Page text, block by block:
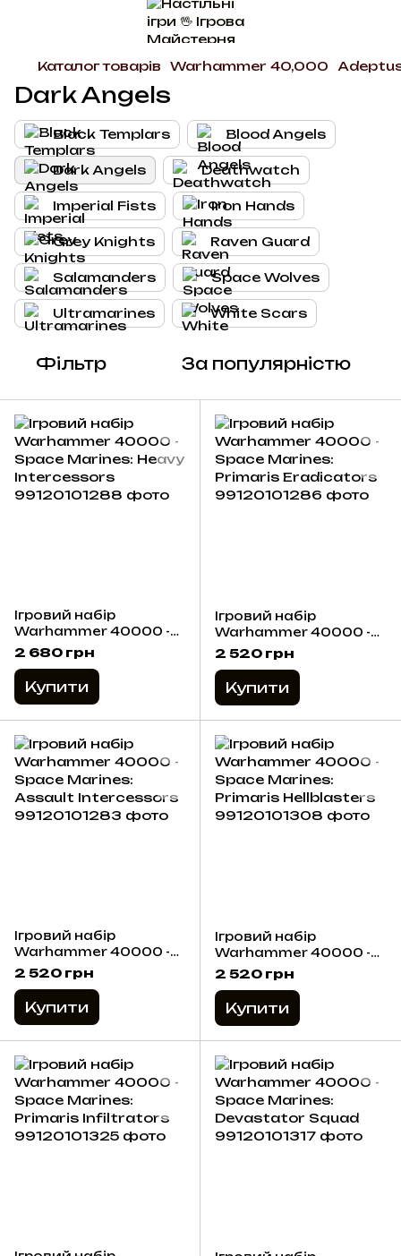
Каталог товарів Warhammer 40,000
Dark Angels
Black Templars Blood Angels
Dark Angels Deathwatch
Imperial Fists Iron Hands
Grey Knights Raven Guard
Salamanders Space Wolves
Ultramarines White Scars
Фільтр За популярністю
Ігровий набір
Warhammer 40000 -
Space Marines: Heavy
Intercessors
2 680 грн
Купити
Ігровий набір
Warhammer 40000 -
Space Marines:
Primaris Eradicators
2 520 грн
Купити
Ігровий набір
Warhammer 40000 -
Space Marines:
Assault Intercessors
2 520 грн
Купити
Ігровий набір
Warhammer 40000 -
Space Marines:
Primaris Hellblasters
2 520 грн
Купити